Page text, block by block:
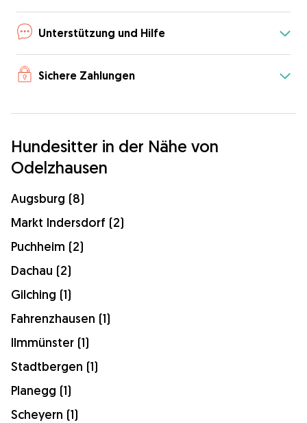
Unterstützung und Hilfe
Sichere Zahlungen
Hundesitter in der Nähe von
Odelzhausen
Augsburg (8)
Markt Indersdorf (2)
Puchheim (2)
Dachau (2)
Gilching (1)
Fahrenzhausen (1)
Ilmmünster (1)
Stadtbergen (1)
Planegg (1)
Scheyern (1)